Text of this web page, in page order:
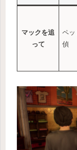
マックを追
って
ペッ
偵